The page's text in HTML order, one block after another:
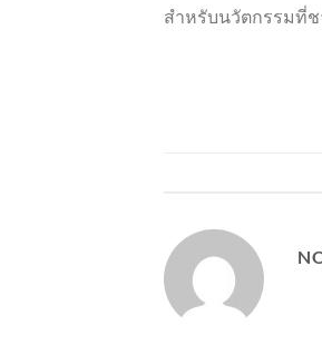
สำหรับนวัตกรรมที่ช